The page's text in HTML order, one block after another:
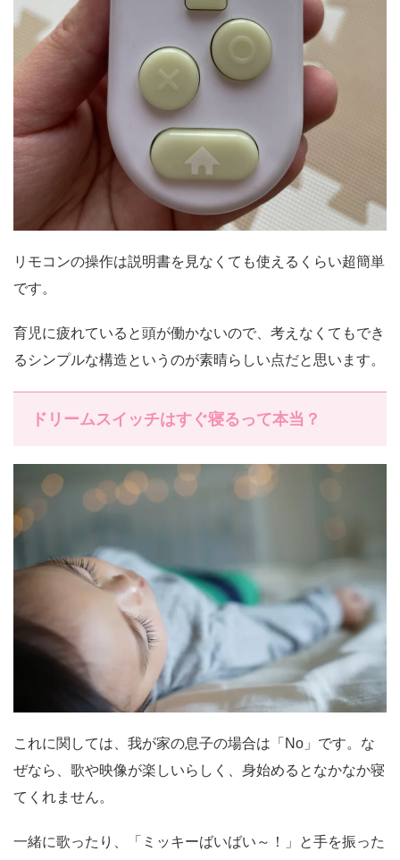
リモコンの操作は説明書を見なくても使えるくらい超簡単
です。
育児に疲れていると頭が働かないので、考えなくてもでき
るシンプルな構造というのが素晴らしい点だと思います。
ドリームスイッチはすぐ寝るって本当？
これに関しては、我が家の息子の場合は「No」です。な
ぜなら、歌や映像が楽しいらしく、身始めるとなかなか寝
てくれません。
一緒に歌ったり、「ミッキーばいばい～！」と手を振った